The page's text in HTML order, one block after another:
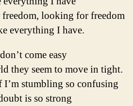
looking for freedom
everything I have.
come easy
they seem to move in tight.
stumbling so confusing
is so strong